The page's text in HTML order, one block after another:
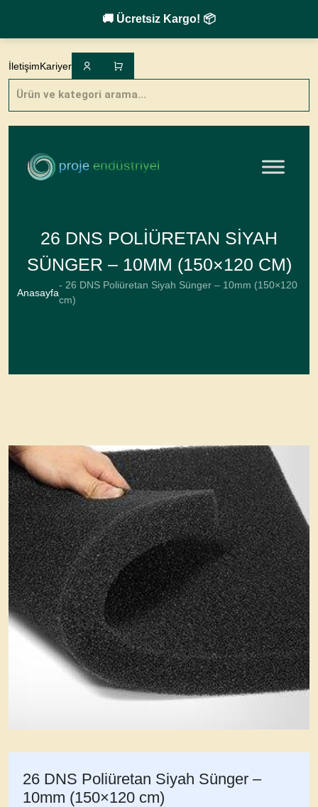
🚚 Ücretsiz Kargo! 📦
content
search
İletişimKariyer
26 DNS POLIÜRETAN SIYAH
SÜNGER – 10MM (150×120 CM)
Anasayfa
- 26 DNS Poliüretan Siyah Sünger – 10mm (150×120
cm)
26 DNS Poliüretan Siyah Sünger –
10mm (150×120 cm)